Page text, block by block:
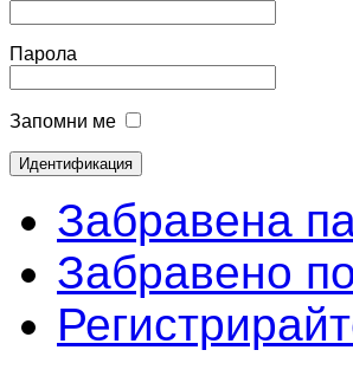
Парола
Запомни ме
Забравена
Забравено